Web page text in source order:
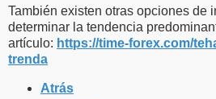
También existen otras opciones de
determinar la tendencia
artículo: https://time-forex.com/
trenda
Atrás